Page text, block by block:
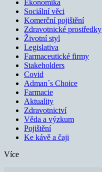
Ekonomika
Sociální věci
Komerční pojištění
Zdravotnické prostředky
Životní styl
Legislativa
Farmaceutické firmy
Stakeholders
Covid
Adman´s Choice
Farmacie
Aktuality
Zdravotnictví
Věda a výzkum
Pojištění
Ke kávě a čaji
Více